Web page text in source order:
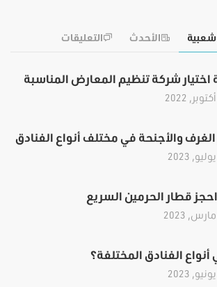
شعبية الأحدث التعليقات
اختيار شركة تنظيم المعارض المناسبة
الغرف والأجنحة في مختلف أنواع الفنادق
قطار الحرمين السريع
أنواع الفنادق المختلفة؟